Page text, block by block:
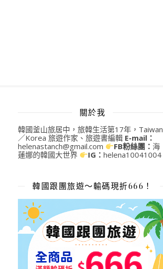
關於我
韓國釜山旅居中，旅韓生活第17年，Taiwan
／Korea 旅遊作家、旅遊書編輯 E-mail：
helenastanch@gmail.com
FB粉絲團： 海
蓮娜的韓國大世界
IG：helena10041004
韓國跟團旅遊～輸碼現折666！